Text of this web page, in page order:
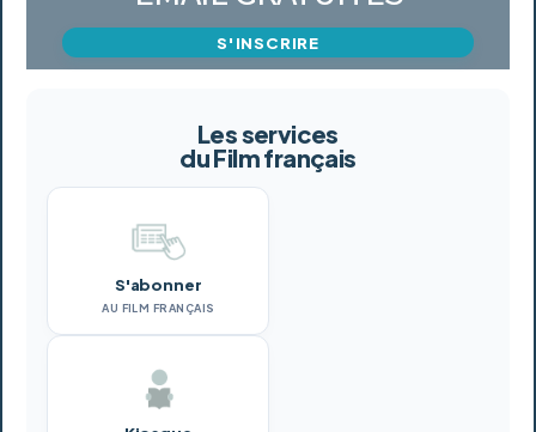
S'INSCRIRE
Les services
du Film français
S'abonner
AU FILM FRANÇAIS